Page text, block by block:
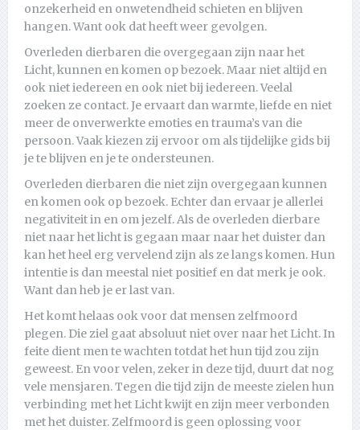
onzekerheid en onwetendheid schieten en blijven
hangen. Want ook dat heeft weer gevolgen.
Overleden dierbaren die overgegaan zijn naar het
Licht, kunnen en komen op bezoek. Maar niet altijd en
ook niet iedereen en ook niet bij iedereen. Veelal
zoeken ze contact. Je ervaart dan warmte, liefde en niet
meer de onverwerkte emoties en trauma’s van die
persoon. Vaak kiezen zij ervoor om als tijdelijke gids bij
je te blijven en je te ondersteunen.
Overleden dierbaren die niet zijn overgegaan kunnen
en komen ook op bezoek. Echter dan ervaar je allerlei
negativiteit in en om jezelf. Als de overleden dierbare
niet naar het licht is gegaan maar naar het duister dan
kan het heel erg vervelend zijn als ze langs komen. Hun
intentie is dan meestal niet positief en dat merk je ook.
Want dan heb je er last van.
Het komt helaas ook voor dat mensen zelfmoord
plegen. Die ziel gaat absoluut niet over naar het Licht. In
feite dient men te wachten totdat het hun tijd zou zijn
geweest. En voor velen, zeker in deze tijd, duurt dat nog
vele mensjaren. Tegen die tijd zijn de meeste zielen hun
verbinding met het Licht kwijt en zijn meer verbonden
met het duister. Zelfmoord is geen oplossing voor